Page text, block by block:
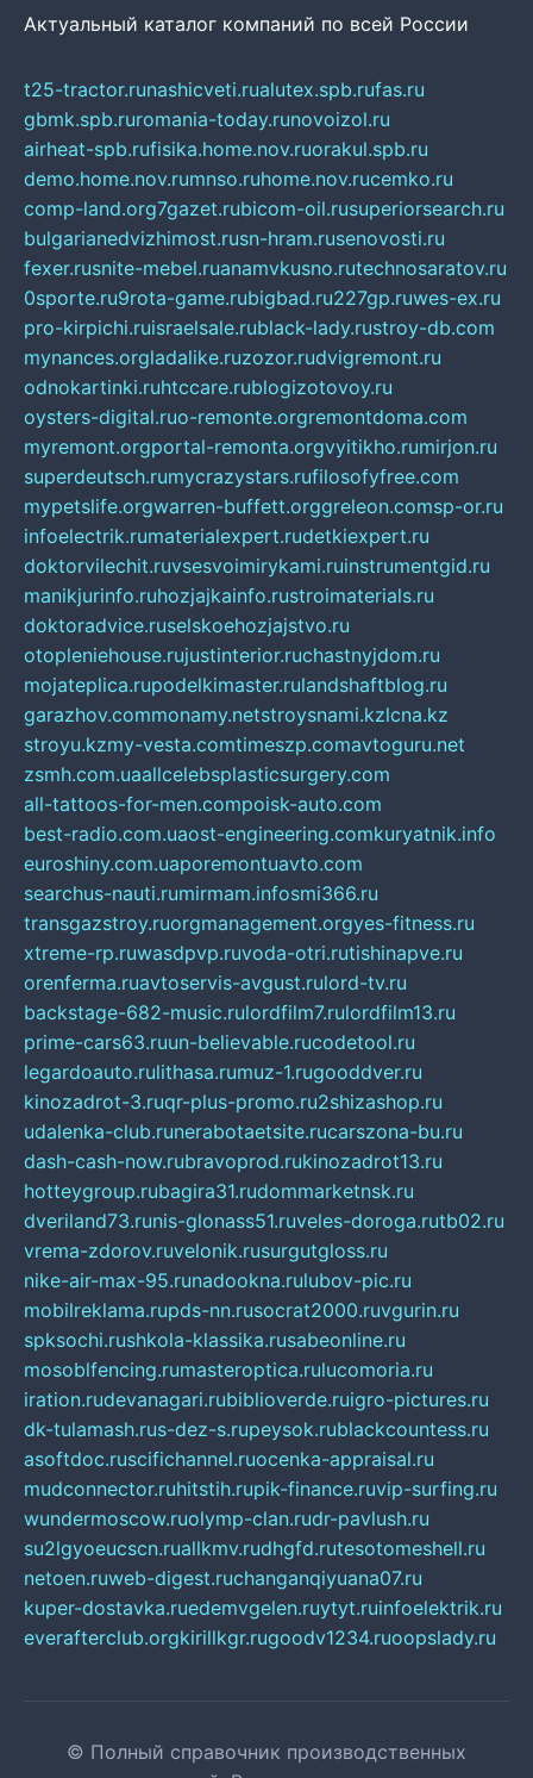
Актуальный каталог компаний по всей России
t25-tractor.runashicveti.rualutex.spb.rufas.ru
gbmk.spb.ruromania-today.runovoizol.ru
airheat-spb.rufisika.home.nov.ruorakul.spb.ru
demo.home.nov.rumnso.ruhome.nov.rucemko.ru
comp-land.org7gazet.rubicom-oil.rusuperiorsearch.ru
bulgarianedvizhimost.rusn-hram.rusenovosti.ru
fexer.rusnite-mebel.ruanamvkusno.rutechnosaratov.ru
0sporte.ru9rota-game.rubigbad.ru227gp.ruwes-ex.ru
pro-kirpichi.ruisraelsale.rublack-lady.rustroy-db.com
mynances.orgladalike.ruzozor.rudvigremont.ru
odnokartinki.ruhtccare.rublogizotovoy.ru
oysters-digital.ruo-remonte.orgremontdoma.com
myremont.orgportal-remonta.orgvyitikho.rumirjon.ru
superdeutsch.rumycrazystars.rufilosofyfree.com
mypetslife.orgwarren-buffett.orggreleon.comsp-or.ru
infoelectrik.rumaterialexpert.rudetkiexpert.ru
doktorvilechit.ruvsesvoimirykami.ruinstrumentgid.ru
manikjurinfo.ruhozjajkainfo.rustroimaterials.ru
doktoradvice.ruselskoehozjajstvo.ru
otopleniehouse.rujustinterior.ruchastnyjdom.ru
mojateplica.rupodelkimaster.rulandshaftblog.ru
garazhov.commonamy.netstroysnami.kzlcna.kz
stroyu.kzmy-vesta.comtimeszp.comavtoguru.net
zsmh.com.uaallcelebsplasticsurgery.com
all-tattoos-for-men.compoisk-auto.com
best-radio.com.uaost-engineering.comkuryatnik.info
euroshiny.com.uaporemontuavto.com
searchus-nauti.rumirmam.infosmi366.ru
transgazstroy.ruorgmanagement.orgyes-fitness.ru
xtreme-rp.ruwasdpvp.ruvoda-otri.rutishinapve.ru
orenferma.ruavtoservis-avgust.rulord-tv.ru
backstage-682-music.rulordfilm7.rulordfilm13.ru
prime-cars63.ruun-believable.rucodetool.ru
legardoauto.rulithasa.rumuz-1.rugooddver.ru
kinozadrot-3.ruqr-plus-promo.ru2shizashop.ru
udalenka-club.runerabotaetsite.rucarszona-bu.ru
dash-cash-now.rubravoprod.rukinozadrot13.ru
hotteygroup.rubagira31.rudommarketnsk.ru
dveriland73.runis-glonass51.ruveles-doroga.rutb02.ru
vrema-zdorov.ruvelonik.rusurgutgloss.ru
nike-air-max-95.runadookna.rulubov-pic.ru
mobilreklama.rupds-nn.rusocrat2000.ruvgurin.ru
spksochi.rushkola-klassika.rusabeonline.ru
mosoblfencing.rumasteroptica.rulucomoria.ru
iration.rudevanagari.rubiblioverde.ruigro-pictures.ru
dk-tulamash.rus-dez-s.rupeysok.rublackcountess.ru
asoftdoc.ruscifichannel.ruocenka-appraisal.ru
mudconnector.ruhitstih.rupik-finance.ruvip-surfing.ru
wundermoscow.ruolymp-clan.rudr-pavlush.ru
su2lgyoeucscn.ruallkmv.rudhgfd.rutesotomeshell.ru
netoen.ruweb-digest.ruchanganqiyuana07.ru
kuper-dostavka.ruedemvgelen.ruytyt.ruinfoelektrik.ru
everafterclub.orgkirillkgr.rugoodv1234.ruoopslady.ru
© Полный справочник производственных